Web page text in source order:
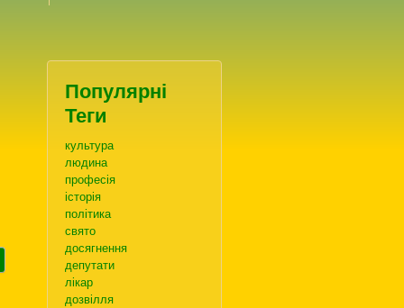
Популярні
Теги
культура
людина
професія
історія
політика
свято
досягнення
депутати
лікар
дозвілля